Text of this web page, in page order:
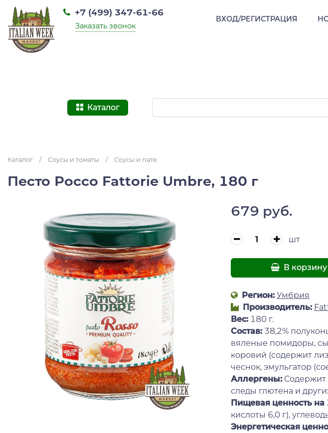
+7 (499) 347-61-66
Заказать звонок
ВХОД/РЕГИСТРАЦИЯ
Каталог
Каталог / Соусы и томаты / Соусы и пате
Песто Россо Fattorie Umbre, 180 г
679 руб.
шт
В корзину
Регион: Умбрия
Производитель:
Вес: 180 г.
Состав: 38,2%
вяленые помидоры,
коровий (содержит
чеснок, эмульгатор
Аллергены: Содержит
следы глютена и
Пищевая ценность на
кислоты 6,0 г),
Энергетическая